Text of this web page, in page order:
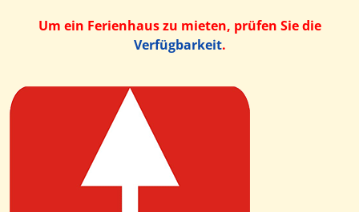
Um ein Ferienhaus zu mieten, prüfen Sie die
Verfügbarkeit.